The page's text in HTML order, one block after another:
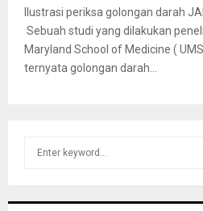
Ilustrasi periksa golongan darah
Sebuah studi yang dilakukan
Maryland School of Medicine (
ternyata golongan darah...